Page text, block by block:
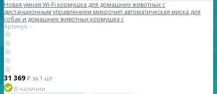
Новая умная Wi-Fi кормушка для домашних животных с
дистанционным управлением микрочип автоматическая миска для
собак и домашних животных кормушка с
Артикул: -
31 369₽ за 1 шт
В наличии